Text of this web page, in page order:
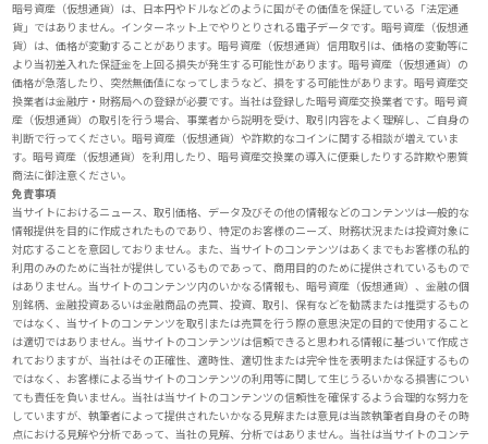
暗号資産（仮想通貨）は、日本円やドルなどのように国がその価値を保証している「法定通
貨」ではありません。インターネット上でやりとりされる電子データです。暗号資産（仮想通
貨）は、価格が変動することがあります。暗号資産（仮想通貨）信用取引は、価格の変動等に
より当初差入れた保証金を上回る損失が発生する可能性があります。暗号資産（仮想通貨）の
価格が急落したり、突然無価値になってしまうなど、損をする可能性があります。暗号資産交
換業者は金融庁・財務局への登録が必要です。当社は登録した暗号資産交換業者です。暗号資
産（仮想通貨）の取引を行う場合、事業者から説明を受け、取引内容をよく理解し、ご自身の
判断で行ってください。暗号資産（仮想通貨）や詐欺的なコインに関する相談が増えていま
す。暗号資産（仮想通貨）を利用したり、暗号資産交換業の導入に便乗したりする詐欺や悪質
商法に御注意ください。
免責事項
当サイトにおけるニュース、取引価格、データ及びその他の情報などのコンテンツは一般的な
情報提供を目的に作成されたものであり、特定のお客様のニーズ、財務状況または投資対象に
対応することを意図しておりません。また、当サイトのコンテンツはあくまでもお客様の私的
利用のみのために当社が提供しているものであって、商用目的のために提供されているもので
はありません。当サイトのコンテンツ内のいかなる情報も、暗号資産（仮想通貨）、金融の個
別銘柄、金融投資あるいは金融商品の売買、投資、取引、保有などを勧誘または推奨するもの
ではなく、当サイトのコンテンツを取引または売買を行う際の意思決定の目的で使用すること
は適切ではありません。当サイトのコンテンツは信頼できると思われる情報に基づいて作成さ
れておりますが、当社はその正確性、適時性、適切性または完全性を表明または保証するもの
ではなく、お客様による当サイトのコンテンツの利用等に関して生じうるいかなる損害につい
ても責任を負いません。当社は当サイトのコンテンツの信頼性を確保するよう合理的な努力を
していますが、執筆者によって提供されたいかなる見解または意見は当該執筆者自身のその時
点における見解や分析であって、当社の見解、分析ではありません。当社は当サイトのコンテ